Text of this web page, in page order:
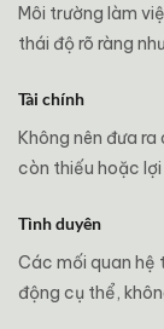
Môi trường làm
thái độ rõ ràng
Tài chính
Không nên đưa
còn thiếu hoặc lợi
Tình duyên
Các mối quan hệ
động cụ thể,